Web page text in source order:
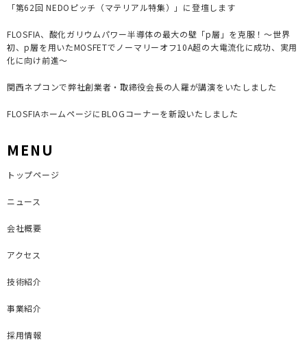
「第62回 NEDOピッチ（マテリアル特集）」に登壇します
FLOSFIA、酸化ガリウムパワー半導体の最大の壁「p層」を克服！～世界
初、p層を用いたMOSFETでノーマリーオフ10A超の大電流化に成功、実用
化に向け前進～
関西ネプコンで弊社創業者・取締役会長の人羅が講演をいたしました
FLOSFIAホームページにBLOGコーナーを新設いたしました
MENU
トップページ
ニュース
会社概要
アクセス
技術紹介
事業紹介
採用情報